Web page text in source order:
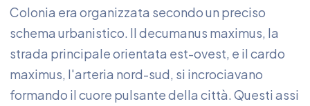
Colonia era organizzata secondo un preciso
schema urbanistico. Il decumanus maximus, la
strada principale orientata est-ovest, e il cardo
maximus, l'arteria nord-sud, si incrociavano
formando il cuore pulsante della città. Questi assi